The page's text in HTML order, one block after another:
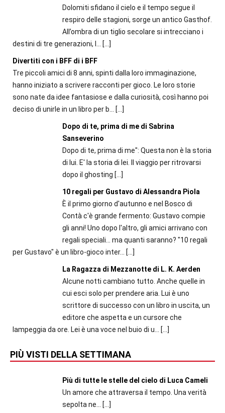
Dolomiti sfidano il cielo e il tempo segue il
respiro delle stagioni, sorge un antico Gasthof.
All’ombra di un tiglio secolare si intrecciano i
destini di tre generazioni, l...
[…]
Divertiti con i BFF di i BFF
Tre piccoli amici di 8 anni, spinti dalla loro immaginazione,
hanno iniziato a scrivere racconti per gioco. Le loro storie
sono nate da idee fantasiose e dalla curiosità, così hanno poi
deciso di unirle in un libro per b...
[…]
Dopo di te, prima di me di Sabrina
Sanseverino
Dopo di te, prima di me": Questa non è la storia
di lui. E' la storia di lei. Il viaggio per ritrovarsi
dopo il ghosting […]
10 regali per Gustavo di Alessandra Piola
È il primo giorno d'autunno e nel Bosco di
Contà c'è grande fermento: Gustavo compie
gli anni! Uno dopo l'altro, gli amici arrivano con
regali speciali... ma quanti saranno? "10 regali
per Gustavo" è un libro-gioco inter...
[…]
La Ragazza di Mezzanotte di L. K. Aerden
Alcune notti cambiano tutto. Anche quelle in
cui esci solo per prendere aria. Lui è uno
scrittore di successo con un libro in uscita, un
editore che aspetta e un cursore che
lampeggia da ore. Lei è una voce nel buio di u...
[…]
PIÙ VISTI DELLA SETTIMANA
Più di tutte le stelle del cielo di Luca Cameli
Un amore che attraversa il tempo. Una verità
sepolta ne...
[…]